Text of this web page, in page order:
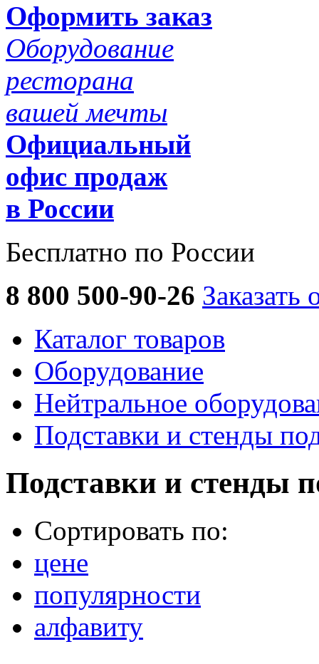
Оформить заказ
Оборудование
ресторана
вашей мечты
Официальный
офис продаж
в России
Бесплатно по России
8 800 500-90-26 Заказать
Каталог товаров
Оборудование
Нейтральное
Подставки и стенды
Подставки и стенды
Сортировать по:
цене
популярности
алфавиту